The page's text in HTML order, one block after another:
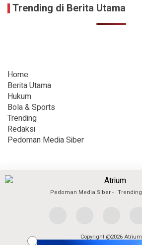
Trending di Berita Utama
Home
Berita Utama
Hukum
Bola & Sports
Trending
Redaksi
Pedoman Media Siber
Pedoman Media Siber Trending
Copyright @2026 Atrium